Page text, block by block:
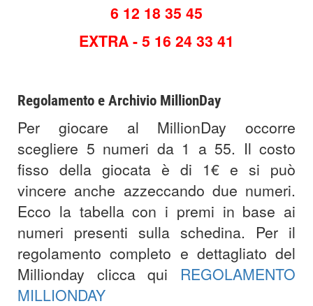
6 12 18 35 45
EXTRA - 5 16 24 33 41
Regolamento e Archivio MillionDay
Per giocare al MillionDay occorre
scegliere 5 numeri da 1 a 55. Il costo
fisso della giocata è di 1€ e si può
vincere anche azzeccando due numeri.
Ecco la tabella con i premi in base ai
numeri presenti sulla schedina. Per il
regolamento completo e dettagliato del
Millionday clicca qui REGOLAMENTO
MILLIONDAY